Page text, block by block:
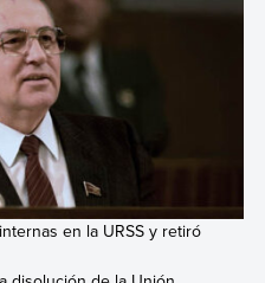
en la URSS y retiró